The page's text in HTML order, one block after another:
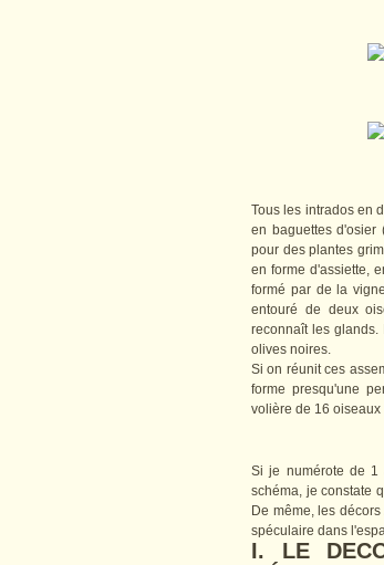
Tous les intrados en
en baguettes d'osier
pour des plantes
en forme d'assiette,
formé par de la
entouré de deux
reconnaît les
olives noires.
Si on réunit ces
forme presqu'une
volière de 16 oiseaux
Si je numérote de 1
schéma, je constate
De même, les
spéculaire dans
I. LE